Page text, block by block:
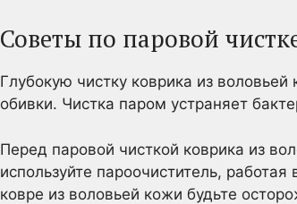
Советы по паровой
Глубокую чистку коврика из
обивки. Чистка паром устраняет
Перед паровой чисткой коврика из
используйте пароочиститель,
ковре из воловьей кожи будьте